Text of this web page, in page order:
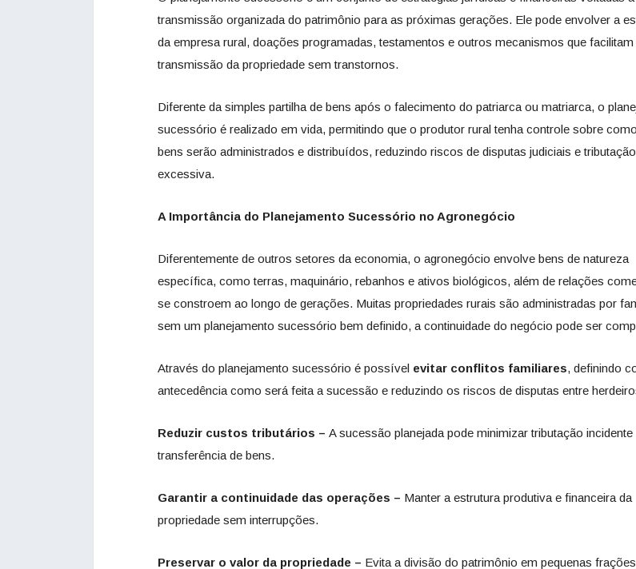
transmissão organizada do patrimônio para as próximas gerações. Ele pode envolver a
da empresa rural, doações programadas, testamentos e outros mecanismos que facilitam
transmissão da propriedade sem transtornos.
Diferente da simples partilha de bens após o falecimento do patriarca ou matriarca, o
sucessório é realizado em vida, permitindo que o produtor rural tenha controle sobre
bens serão administrados e distribuídos, reduzindo riscos de disputas judiciais e tributação
excessiva.
A Importância do Planejamento Sucessório no Agronegócio
Diferentemente de outros setores da economia, o agronegócio envolve bens de natureza
específica, como terras, maquinário, rebanhos e ativos biológicos, além de relações
se constroem ao longo de gerações. Muitas propriedades rurais são administradas por
sem um planejamento sucessório bem definido, a continuidade do negócio pode ser
Através do planejamento sucessório é possível evitar conflitos familiares, definindo
antecedência como será feita a sucessão e reduzindo os riscos de disputas entre
Reduzir custos tributários – A sucessão planejada pode minimizar tributação
transferência de bens.
Garantir a continuidade das operações – Manter a estrutura produtiva e financeira da
propriedade sem interrupções.
Preservar o valor da propriedade – Evita a divisão do patrimônio em pequenas